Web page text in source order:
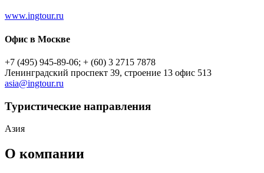
www.ingtour.ru
Офис в Москве
+7 (495) 945-89-06; + (60) 3 2715 7878
Ленинградский проспект 39, строение 13 офис 513
asia@ingtour.ru
Туристическиe направления
Азия
О компании